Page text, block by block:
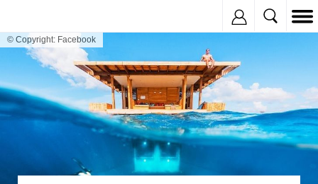
© Copyright: Facebook